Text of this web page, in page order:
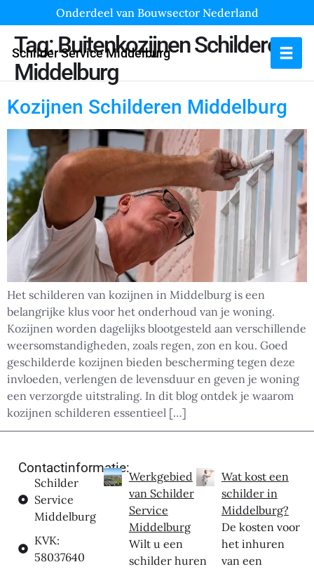
Onderdeel van Bouwsector Nederland
Schilder Service Middelburg
Tag:Buitenkozijnen Schilderen
Middelburg
Kozijnen Schilderen Middelburg
Het schilderen van kozijnen in Middelburg is een
belangrijke klus voor het onderhoud van je woning.
Kozijnen worden dagelijks blootgesteld aan verschillende
weersomstandigheden, zoals regen, zon en kou. Goed
geschilderde kozijnen bieden bescherming tegen deze
invloeden, verlengen de levensduur en geven je woning
een verzorgde uitstraling. In dit blog ontdek je waarom
kozijnen schilderen essentieel […]
Contactinformatie:
Schilder
Service
Middelburg
KVK:
58037640
Werkgebied
van Schilder
Service
Middelburg
Wilt u een
schilder huren
Wat kost een
schilder in
Middelburg?
De kosten voor
het inhuren
van een